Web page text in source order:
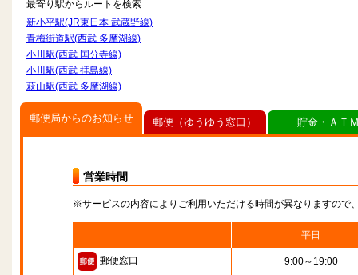
最寄り駅からルートを検索
新小平駅(JR東日本 武蔵野線)
青梅街道駅(西武 多摩湖線)
小川駅(西武 国分寺線)
小川駅(西武 拝島線)
萩山駅(西武 多摩湖線)
郵便局からのお知らせ
営業時間
※サービスの内容によりご利用いただける時間が異なりますので
平日
郵便窓口 9:00～19:00
郵便（ゆうゆう窓口） 貯金・ＡＴ